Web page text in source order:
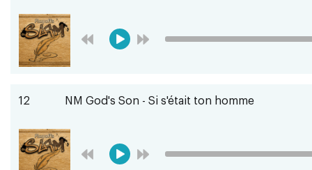
12 NM God's Son - Si s'était ton homme